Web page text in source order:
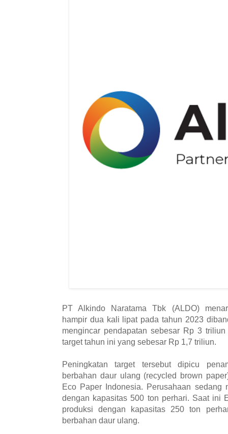
PT Alkindo Naratama Tbk (ALDO)
hampir dua kali lipat pada tahun 2023
mengincar pendapatan sebesar Rp 3
target tahun ini yang sebesar Rp 1,7 triliun.
Peningkatan target tersebut dipicu
berbahan daur ulang (recycled brown
Eco Paper Indonesia. Perusahaan sedang
dengan kapasitas 500 ton perhari. Saat ini
produksi dengan kapasitas 250 ton
berbahan daur ulang.